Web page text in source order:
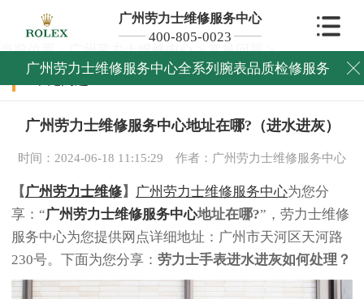
广州劳力士维修服务中心
400-805-0023
广州劳力士维修服务中心全系列腕表品质检修服务 
当前位置：广州劳力士维修中心>常见问题>
常见问题
广州劳力士维修服务中心地址在哪?（进水进灰）
时间：2024-06-18 11:15:29 作者：广州劳力士维修服务中心
【广州劳力士维修】 广州劳力士维修服务中心为您分
享：“广州劳力士维修服务中心地址在哪?”，劳力士维修
服务中心为您提供网点详细地址：广州市天河区天河路
230号。下面为您分享： 劳力士手表进水进灰如何处理？